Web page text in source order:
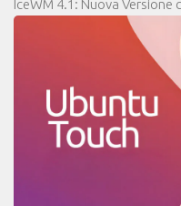
IceWM 4.1: Nuova